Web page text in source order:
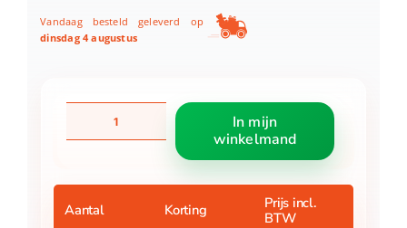
Vandaag besteld geleverd op
dinsdag 4 augustus
Cublime
cm
In mijn
winkelmand
Aantal Korting
Prijs incl.
BTW